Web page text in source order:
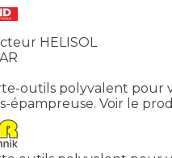
HELISOL
outils polyvalent pour
épampreuse. Voir le